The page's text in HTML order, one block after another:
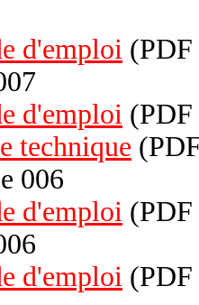
d'emploi
d'emploi
technique
006
d'emploi
d'emploi